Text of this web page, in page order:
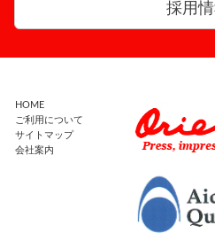
採用
HOME
ご利用について
サイトマップ
会社案内